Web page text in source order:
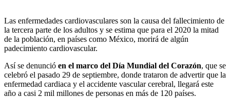
Las enfermedades cardiovasculares son la causa del fallecimiento de
la tercera parte de los adultos y se estima que para el 2020 la mitad
de la población, en países como México, morirá de algún
padecimiento cardiovascular.
Así se denunció en el marco del Día Mundial del Corazón, que se
celebró el pasado 29 de septiembre, donde trataron de advertir que la
enfermedad cardiaca y el accidente vascular cerebral, llegará este
año a casi 2 mil millones de personas en más de 120 países.